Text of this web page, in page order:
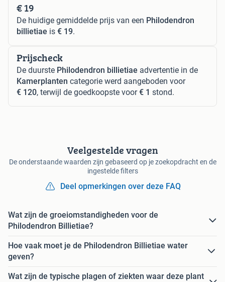
€ 19
De huidige gemiddelde prijs van een Philodendron
billietiae is € 19.
Prijscheck
De duurste Philodendron billietiae advertentie in de
Kamerplanten categorie werd aangeboden voor
€ 120, terwijl de goedkoopste voor€ 1 stond.
Veelgestelde vragen
De onderstaande waarden zijn gebaseerd op je zoekopdracht en de
ingestelde filters
Deel opmerkingen over deze FAQ
Wat zijn de groeiomstandigheden voor de
Philodendron Billietiae?
Hoe vaak moet je de Philodendron Billietiae water
geven?
Wat zijn de typische plagen of ziekten waar deze plant